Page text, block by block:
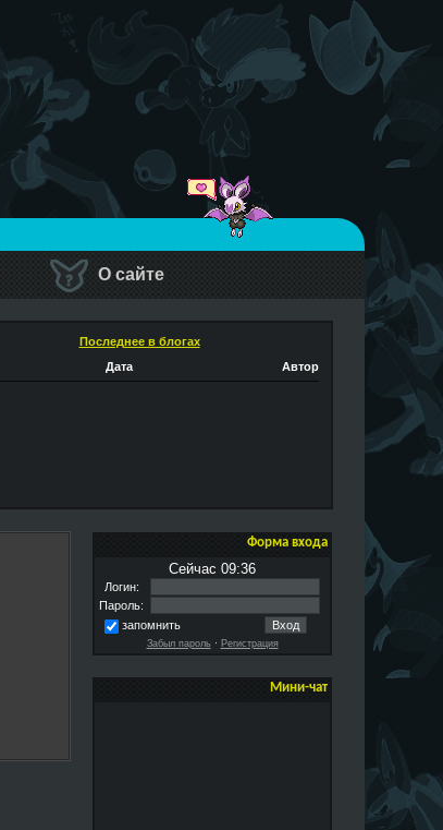
О сайте
Последнее в блогах
Дата Автор
Форма входа
Сейчас 09:36
Логин:
Пароль:
запомнить
Забыл пароль· Регистрация
Мини-чат